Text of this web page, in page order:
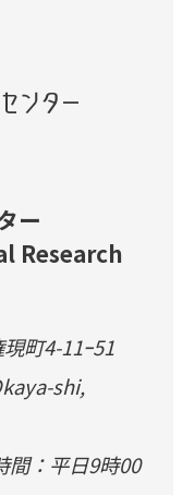
ー
Research
町4-11ｰ51
shi,
間：平日9時00